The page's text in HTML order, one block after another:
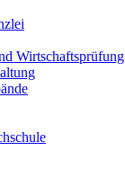
Wirtschaftsprüfung